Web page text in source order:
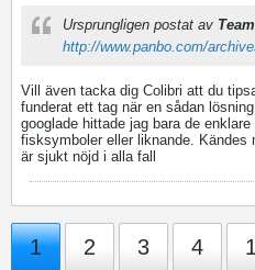
Ursprungligen postat av
http://www.panbo.com/
Vill även tacka dig Colibri att du
funderat ett tag när en sådan
googlade hittade jag bara de
fisksymboler eller liknande.
är sjukt nöjd i alla fall
1 2 3 4